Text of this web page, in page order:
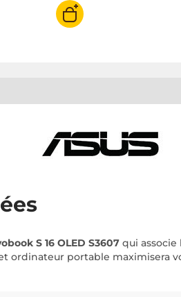
S 16 OLED S3607 qui
ordinateur portable